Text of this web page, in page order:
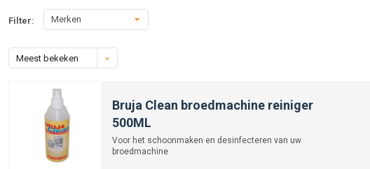
Filter: Merken
Meest bekeken
Bruja Clean broedmachine reiniger
500ML
Voor het schoonmaken en desinfecteren van uw
broedmachine